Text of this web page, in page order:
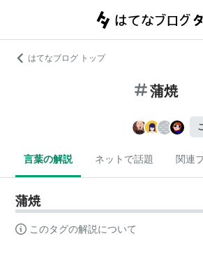
はてなブログ トップ
蒲焼
言葉の解説 ネットで話題 関連
蒲焼
このタグの解説について